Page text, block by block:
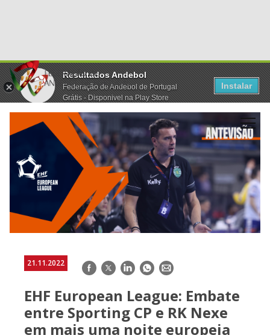
Resultados Andebol
Federação de Andebol de Portugal
Grátis - Disponivel na Play Store
Instalar
21.11.2022 Facebook
TwitterLinkedInWhatsApp
E-
EHF European League: Embate
entre Sporting CP e RK Nexe
em mais uma noite europeia